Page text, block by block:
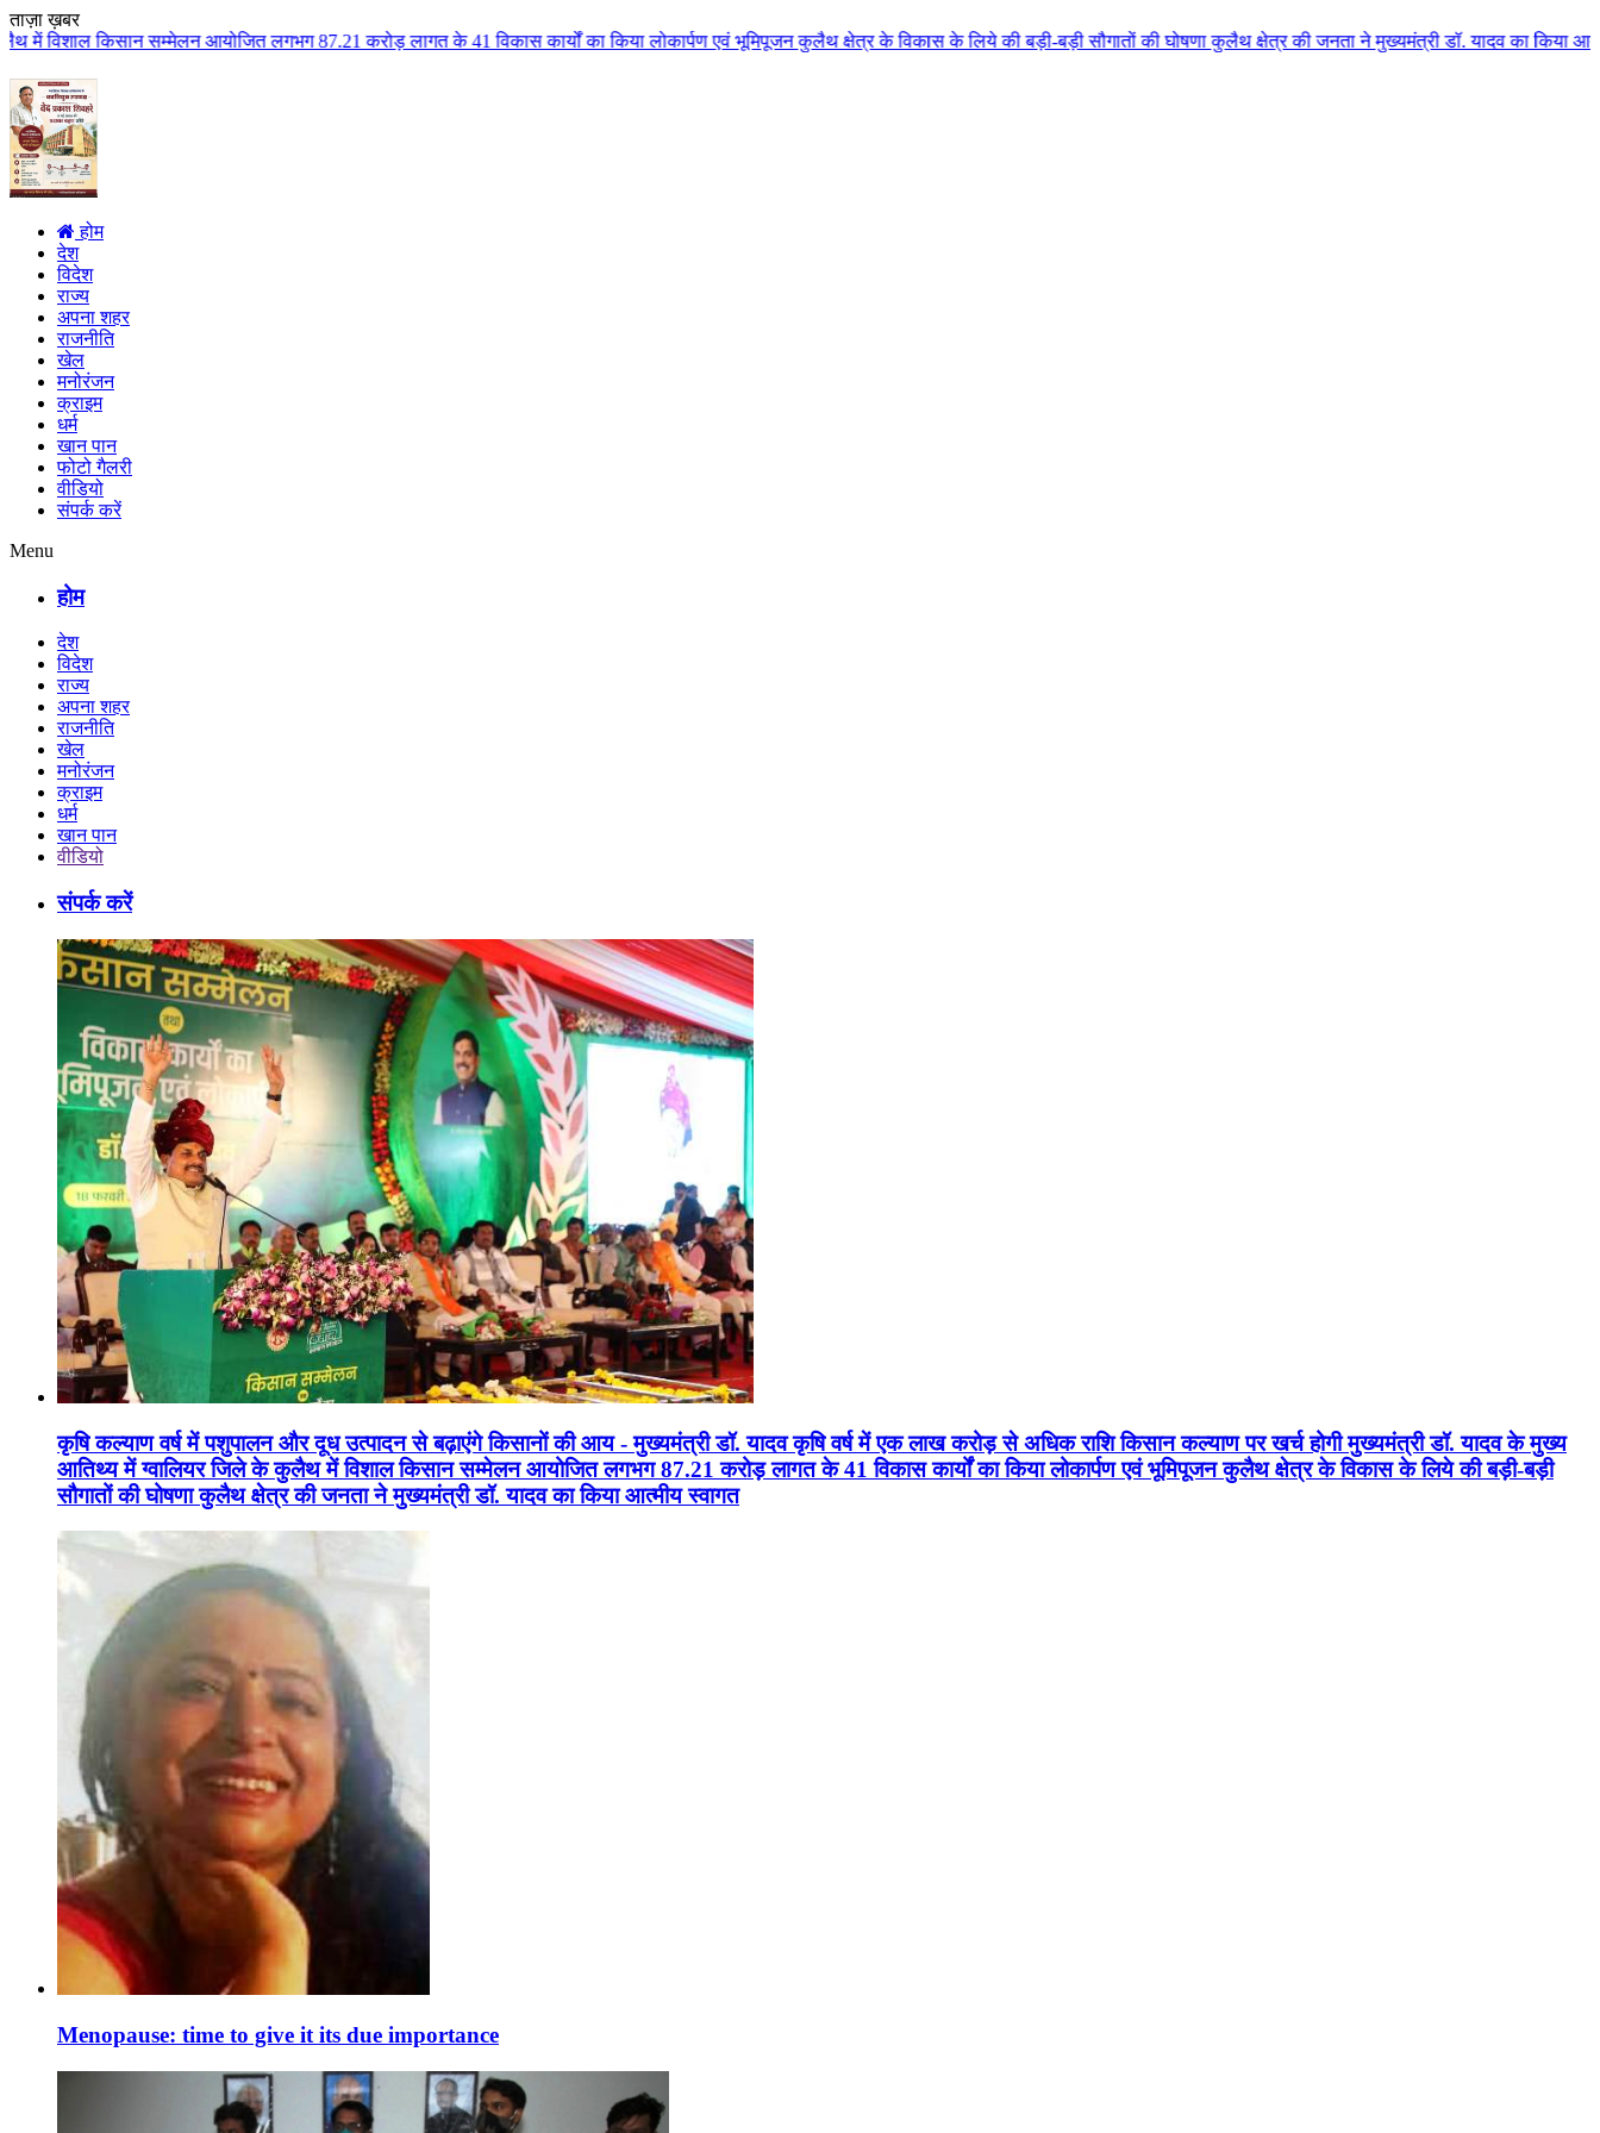
ताज़ा ख़बर
आयोजित लगभग 87.21 करोड़ लागत के 41 विकास कार्यों का किया लोकार्पण एवं भूमिपूजन कुलैथ क्षेत्र के विकास के लिये की बड़ी-बड़ी सौगातों की घोषणा कुलैथ क्षेत्र की जनता ने मुख्यमंत्री डॉ. यादव का किया आत्मीय स्वागत|हर
होम
देश
विदेश
राज्य
अपना शहर
राजनीति
खेल
मनोरंजन
क्राइम
धर्म
खान पान
फोटो गैलरी
वीडियो
संपर्क करें
Menu
होम
देश
विदेश
राज्य
अपना शहर
राजनीति
खेल
मनोरंजन
क्राइम
धर्म
खान पान
वीडियो
संपर्क करें
कृषि कल्याण वर्ष में पशुपालन और दूध उत्पादन से बढ़ाएंगे किसानों की आय - मुख्यमंत्री डॉ. यादव कृषि वर्ष में एक लाख करोड़ से अधिक राशि किसान कल्याण पर खर्च होगी मुख्यमंत्री डॉ. यादव के मुख्य
आतिथ्य में ग्वालियर जिले के कुलैथ में विशाल किसान सम्मेलन आयोजित लगभग 87.21 करोड़ लागत के 41 विकास कार्यों का किया लोकार्पण एवं भूमिपूजन कुलैथ क्षेत्र के विकास के लिये की बड़ी-बड़ी
सौगातों की घोषणा कुलैथ क्षेत्र की जनता ने मुख्यमंत्री डॉ. यादव का किया आत्मीय स्वागत
Menopause: time to give it its due importance